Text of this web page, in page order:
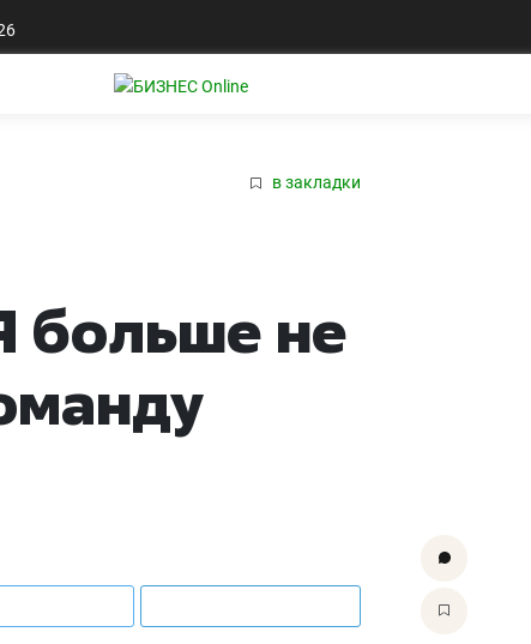
в закладки
больше не